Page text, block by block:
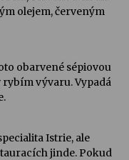
olejem, červeným
obarvené sépiovou
rybím vývaru. Vypadá
Istrie, ale
jinde. Pokud